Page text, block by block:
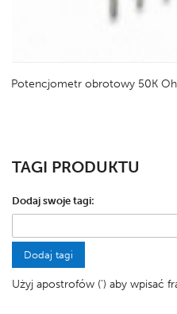
Potencjometr obrotowy 50K
TAGI PRODUKTU
Dodaj swoje tagi:
Dodaj tagi
Użyj apostrofów (') aby wpisać